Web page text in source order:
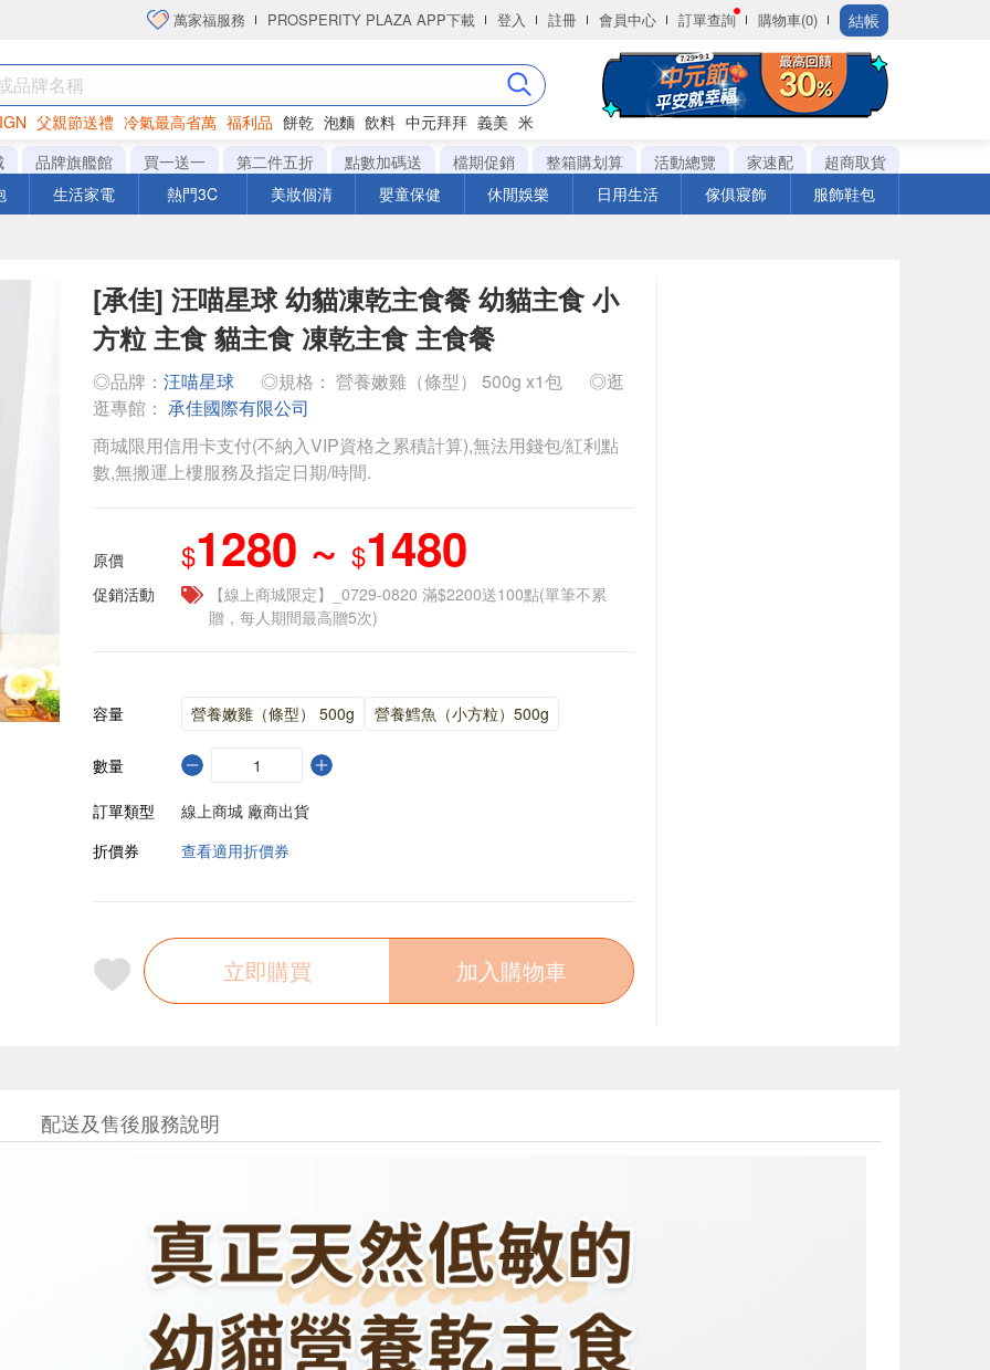
萬家福服務 PROSPERITY PLAZA APP下載 登入 註冊 會員中心 訂單查詢 購物車(0) 結帳
父親節送禮 冷氣最高省萬 福利品 餅乾 泡麵 飲料 中元拜拜 義美 米
衛生紙
品牌旗艦館 買一送一 第二件五折 點數加碼送 檔期促銷 整箱購划算 活動總覽 家速配
超商取貨
生活家電 熱門3C 美妝個清 嬰童保健 休閒娛樂 日用生活 傢俱寢飾 服飾鞋包
[承佳] 汪喵星球 幼貓凍乾主食餐 幼貓主食 小
方粒 主食 貓主食 凍乾主食 主食餐
◎品牌： 汪喵星球 ◎規格： 營養嫩雞（條型） 500g x1包
◎逛
逛專館： 承佳國際有限公司
商城限用信用卡支付(不納入VIP資格之累積計算),無法用錢包/紅利點
數,無搬運上樓服務及指定日期/時間.
原價 $1280 ~ $1480
促銷活動
【線上商城限定】_0729-0820 滿$2200送100點(單筆不累
贈，每人期間最高贈5次)
容量 營養嫩雞（條型） 500g 營養鱈魚（小方粒）500g
數量
訂單類型
線上商城 廠商出貨
折價券
查看適用折價券
立即購買 加入購物車
配送及售後服務說明